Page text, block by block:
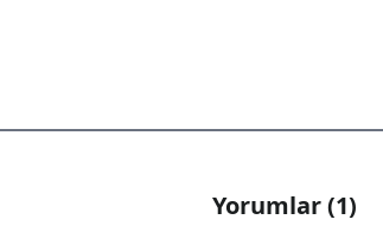
Yorumlar (1)